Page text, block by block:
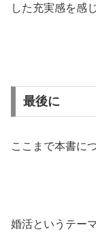
した充実感を感
最後に
ここまで本書に
婚活というテー